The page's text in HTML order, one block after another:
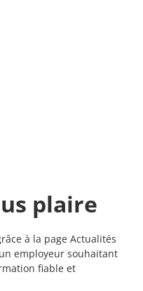
plaire
à la page Actualités
employeur souhaitant
fiable et